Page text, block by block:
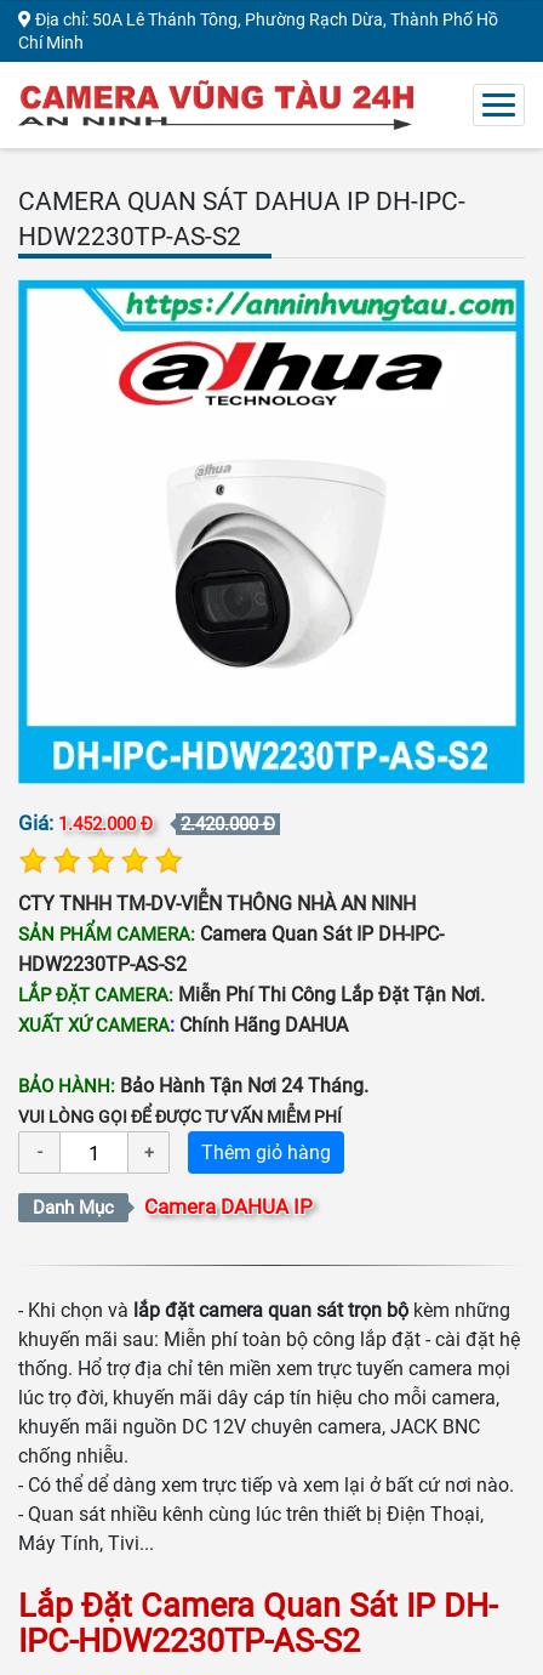
Địa chỉ: 50A Lê Thánh Tông, Phường Rạch Dừa, Thành Phố Hồ
Chí Minh
CAMERA QUAN SÁT DAHUA IP DH-IPC-
HDW2230TP-AS-S2
Giá: 1.452.000 Đ 2.420.000 Đ
CTY TNHH TM-DV-VIỄN THÔNG NHÀ AN NINH
SẢN PHẨM CAMERA: Camera Quan Sát IP DH-IPC-
HDW2230TP-AS-S2
LẮP ĐẶT CAMERA: Miễn Phí Thi Công Lắp Đặt Tận Nơi.
XUẤT XỨ CAMERA: Chính Hãng DAHUA
BẢO HÀNH: Bảo Hành Tận Nơi 24 Tháng.
VUI LÒNG GỌI ĐỂ ĐƯỢC TƯ VẤN MIỄM PHÍ
Thêm giỏ hàng
Danh Mục Camera DAHUA IP
- Khi chọn và lắp đặt camera quan sát trọn bộ kèm những
khuyến mãi sau: Miễn phí toàn bộ công lắp đặt - cài đặt hệ
thống. Hổ trợ địa chỉ tên miền xem trực tuyến camera mọi
lúc trọ đời, khuyến mãi dây cáp tín hiệu cho mỗi camera,
khuyến mãi nguồn DC 12V chuyên camera, JACK BNC
chống nhiễu.
- Có thể dể dàng xem trực tiếp và xem lại ở bất cứ nơi nào.
- Quan sát nhiều kênh cùng lúc trên thiết bị Điện Thoại,
Máy Tính, Tivi...
Lắp Đặt Camera Quan Sát IP DH-
IPC-HDW2230TP-AS-S2